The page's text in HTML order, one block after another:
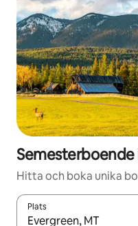
Semesterboende
Hitta och boka unika
Plats
När resultaten är